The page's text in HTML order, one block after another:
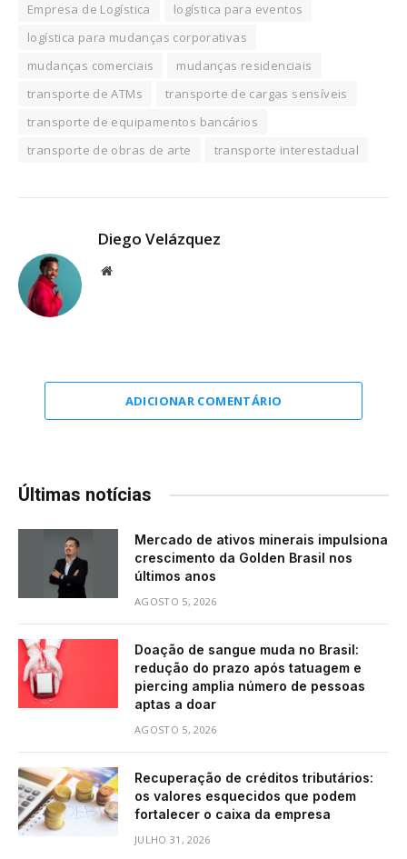
Empresa de Logística
logística para eventos
logística para mudanças corporativas
mudanças comerciais
mudanças residenciais
transporte de ATMs
transporte de cargas sensíveis
transporte de equipamentos bancários
transporte de obras de arte
transporte interestadual
Diego Velázquez
Website
ADICIONAR COMENTÁRIO
Últimas notícias
Mercado de ativos minerais impulsiona
crescimento da Golden Brasil nos
últimos anos
AGOSTO 5, 2026
Doação de sangue muda no Brasil:
redução do prazo após tatuagem e
piercing amplia número de pessoas
aptas a doar
AGOSTO 5, 2026
Recuperação de créditos tributários:
os valores esquecidos que podem
fortalecer o caixa da empresa
JULHO 31, 2026